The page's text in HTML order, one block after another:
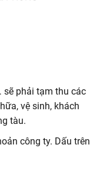
sẽ phải tạm thu các
vệ sinh, khách
tàu.
công ty. Dấu trên